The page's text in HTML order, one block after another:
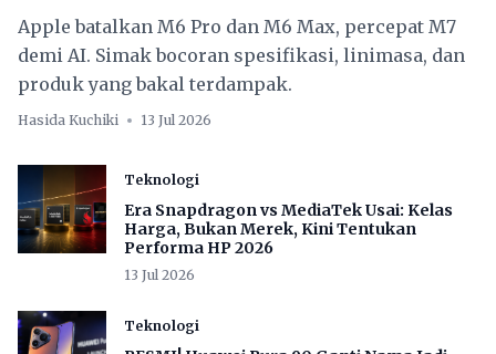
Apple batalkan M6 Pro dan M6 Max, percepat M7
demi AI. Simak bocoran spesifikasi, linimasa, dan
produk yang bakal terdampak.
Hasida Kuchiki 13 Jul 2026
Teknologi
Era Snapdragon vs MediaTek Usai: Kelas
Harga, Bukan Merek, Kini Tentukan
Performa HP 2026
13 Jul 2026
Teknologi